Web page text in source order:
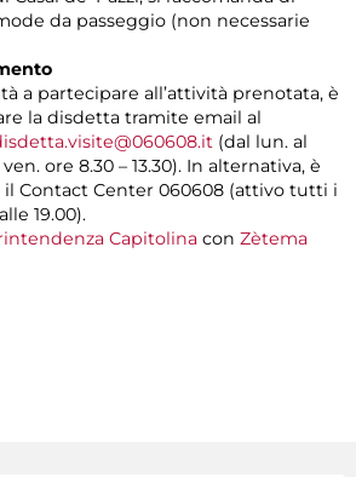
da passeggio (non necessarie
a partecipare all’attività prenotata, è
la disdetta tramite email al
(dal lun. al
ore 8.30 – 13.30). In alternativa, è
il Contact Center 060608 (attivo tutti i
19.00).
Capitolina con Zètema